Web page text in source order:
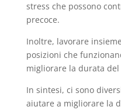
stress che possono
precoce.
Inoltre, lavorare
posizioni che
migliorare la durata
In sintesi, ci sono
aiutare a migliorare la